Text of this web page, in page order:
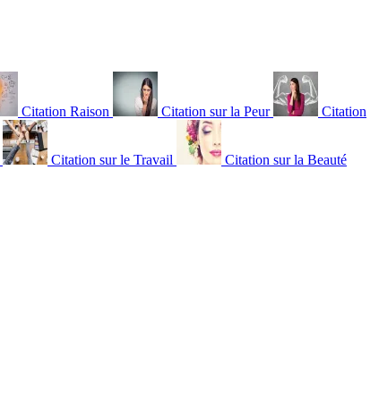
Citation Raison Citation sur la Peur Citation
Citation sur le Travail Citation sur la Beauté